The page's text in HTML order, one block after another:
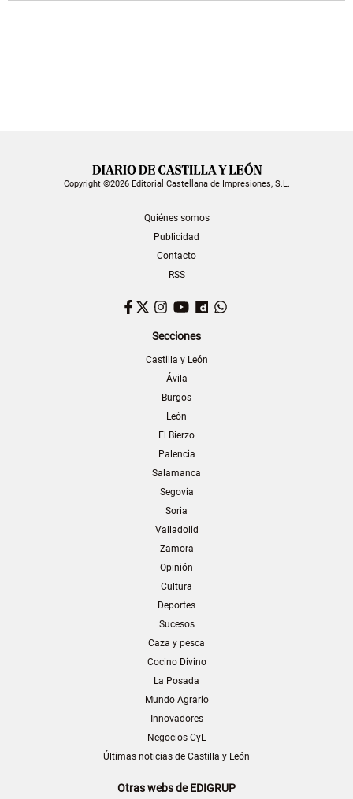
Copyright ©2026 Editorial Castellana de Impresiones, S.L.
Quiénes somos
Publicidad
Contacto
RSS
Facebook
TwitterInstagram
YouTubeDailymotion
Secciones
Castilla y León
Ávila
Burgos
León
El Bierzo
Palencia
Salamanca
Segovia
Soria
Valladolid
Zamora
Opinión
Cultura
Deportes
Sucesos
Caza y pesca
Cocino Divino
La Posada
Mundo Agrario
Innovadores
Negocios CyL
Últimas noticias de Castilla y León
Otras webs de EDIGRUP